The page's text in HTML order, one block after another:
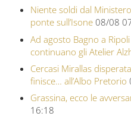
Niente soldi dal
ponte sull’Isone 08/08
Ad agosto Bagno a
continuano gli Atelier
Cercasi Mirallas
finisce… all’Albo Pretorio
Grassina, ecco le
16:18